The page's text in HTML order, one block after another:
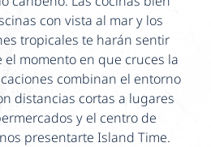
con vista al mar y los
tropicales te harán sentir
el momento en que cruces la
combinan el entorno
distancias cortas a lugares
y el centro de
presentarte Island Time.